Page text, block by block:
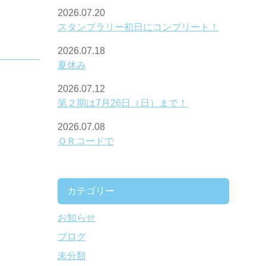
2026.07.20
スタンプラリー初日にコンプリート！
2026.07.18
夏休み
2026.07.12
第２期は7月26日（日）まで！
2026.07.08
ＱＲコードで
カテゴリー
お知らせ
ブログ
未分類